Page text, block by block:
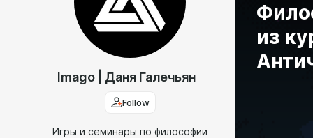
Imago | Даня Галечьян
Follow
Игры и семинары по философии
из